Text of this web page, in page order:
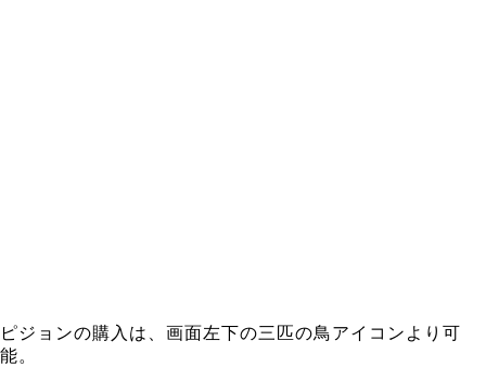
ピジョンの購入は、画面左下の三匹の鳥アイコンより可
能。